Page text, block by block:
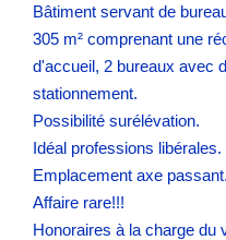
Bâtiment servant de
305 m² comprenant une
d'accueil, 2 bureaux avec
stationnement.
Possibilité surélévation.
Idéal professions libérales.
Emplacement axe passant.
Affaire rare!!!
Honoraires à la charge du